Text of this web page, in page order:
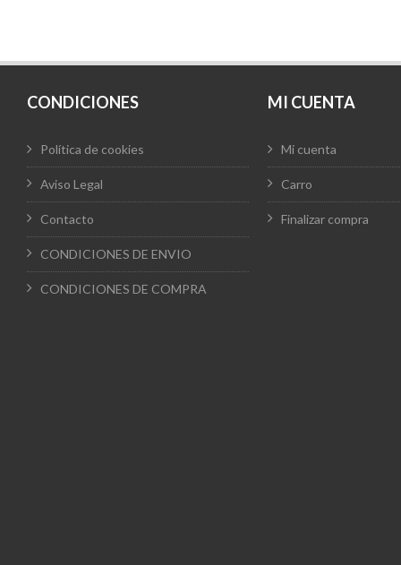
CONDICIONES
Política de cookies
Aviso Legal
Contacto
CONDICIONES DE ENVIO
CONDICIONES DE COMPRA
MI CUENTA
Mi cuenta
Carro
Finalizar compra